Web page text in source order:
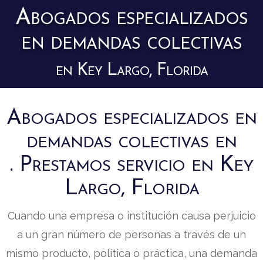
Abogados especializados
en demandas colectivas
en Key Largo, Florida
Abogados especializados en
demandas colectivas en
. Prestamos servicio en Key
Largo, Florida
Cuando una empresa o institución causa perjuicio
a un gran número de personas a través de un
mismo producto, política o práctica, una demanda